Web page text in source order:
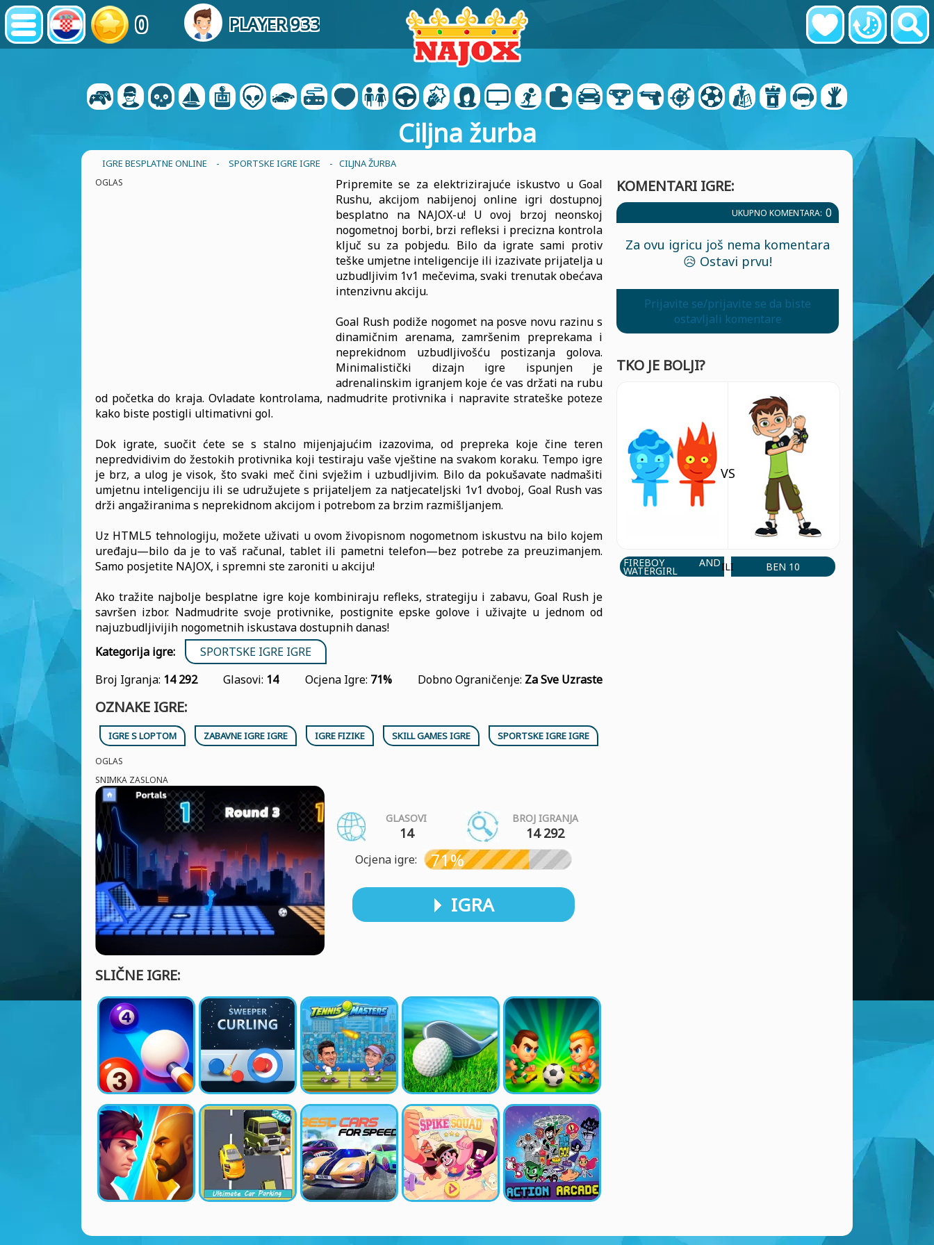
0 PLAYER 933
Ciljna žurba
IGRE BESPLATNE ONLINE - SPORTSKE IGRE IGRE - CILJNA ŽURBA
OGLAS
Pripremite se za elektrizirajuće iskustvo u Goal
Rushu, akcijom nabijenoj online igri dostupnoj
besplatno na NAJOX-u! U ovoj brzoj neonskoj
nogometnoj borbi, brzi refleksi i precizna kontrola
ključ su za pobjedu. Bilo da igrate sami protiv
teške umjetne inteligencije ili izazivate prijatelja u
uzbudljivim 1v1 mečevima, svaki trenutak obećava
intenzivnu akciju.
Goal Rush podiže nogomet na posve novu razinu s
dinamičnim arenama, zamršenim preprekama i
neprekidnom uzbudljivošću postizanja golova.
Minimalistički dizajn igre ispunjen je
adrenalinskim igranjem koje će vas držati na rubu
od početka do kraja. Ovladate kontrolama, nadmudrite protivnika i napravite strateške poteze
kako biste postigli ultimativni gol.
Dok igrate, suočit ćete se s stalno mijenjajućim izazovima, od prepreka koje čine teren
nepredvidivim do žestokih protivnika koji testiraju vaše vještine na svakom koraku. Tempo igre
je brz, a ulog je visok, što svaki meč čini svježim i uzbudljivim. Bilo da pokušavate nadmašiti
umjetnu inteligenciju ili se udružujete s prijateljem za natjecateljski 1v1 dvoboj, Goal Rush vas
drži angažiranima s neprekidnom akcijom i potrebom za brzim razmišljanjem.
Uz HTML5 tehnologiju, možete uživati u ovom živopisnom nogometnom iskustvu na bilo kojem
uređaju—bilo da je to vaš računal, tablet ili pametni telefon—bez potrebe za preuzimanjem.
Samo posjetite NAJOX, i spremni ste zaroniti u akciju!
Ako tražite najbolje besplatne igre koje kombiniraju refleks, strategiju i zabavu, Goal Rush je
savršen izbor. Nadmudrite svoje protivnike, postignite epske golove i uživajte u jednom od
najuzbudljivijih nogometnih iskustava dostupnih danas!
Kategorija igre:
SPORTSKE IGRE IGRE
Broj Igranja: 14 292 Glasovi: 14 Ocjena Igre: 71% Dobno Ograničenje: Za Sve Uzraste
OZNAKE IGRE:
IGRE S LOPTOM ZABAVNE IGRE IGRE IGRE FIZIKE SKILL GAMES IGRE SPORTSKE IGRE IGRE
OGLAS
SNIMKA ZASLONA
GLASOVI
14
BROJ IGRANJA
14 292
Ocjena igre: 71%
IGRA
SLIČNE IGRE:
KOMENTARI IGRE:
UKUPNO KOMENTARA: 0
Za ovu igricu još nema komentara
😥 Ostavi prvu!
Prijavite se/prijavite se da biste
ostavljali komentare
TKO JE BOLJI?
FIREBOY AND
WATERGIRL
VS
ILI BEN 10